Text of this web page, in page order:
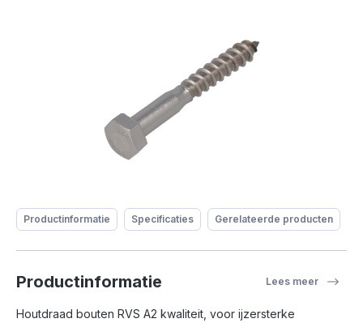
Productinformatie Specificaties Gerelateerde producten
Productinformatie Lees meer
Houtdraad bouten RVS A2 kwaliteit, voor ijzersterke